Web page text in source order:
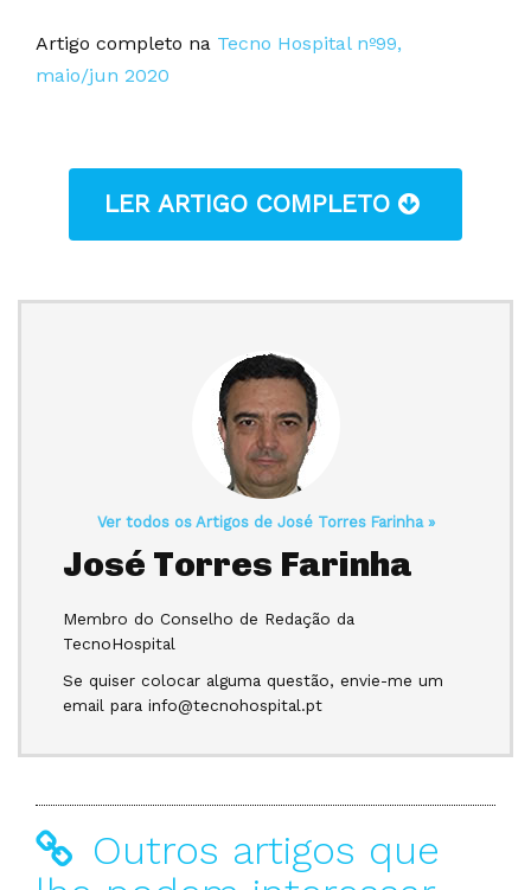
Artigo completo na Tecno Hospital nº99,
maio/jun 2020
LER ARTIGO COMPLETO
Ver todos os Artigos de José Torres Farinha »
José Torres Farinha
Membro do Conselho de Redação da
TecnoHospital
Se quiser colocar alguma questão, envie-me um
email para info@tecnohospital.pt
Outros artigos que